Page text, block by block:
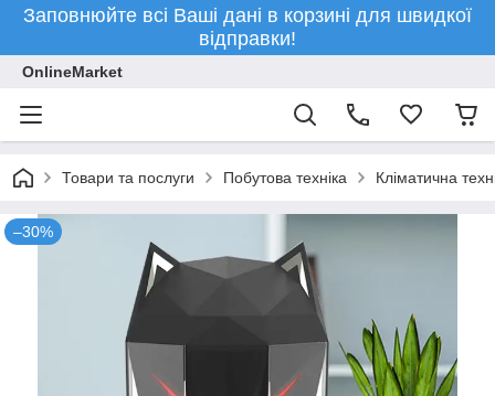
Заповнюйте всі Ваші дані в корзині для швидкої
відправки!
OnlineMarket
Товари та послуги Побутова техніка Кліматична
–30%